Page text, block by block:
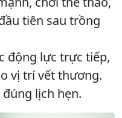
tiên sau trồng
động lực trực tiếp,
vị trí vết thương.
lịch hẹn.